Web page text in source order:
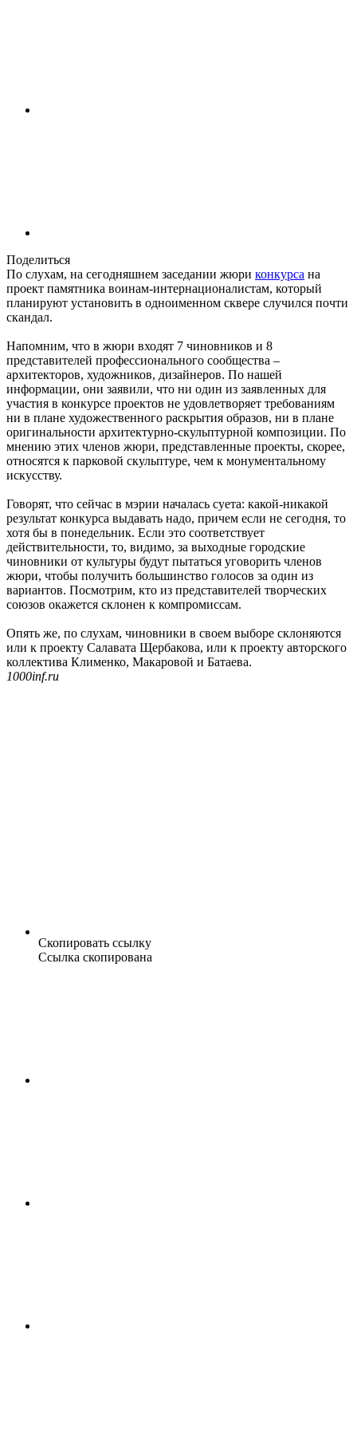
Поделиться
По слухам, на сегодняшнем заседании жюри конкурса на
проект памятника воинам-интернационалистам, который
планируют установить в одноименном сквере случился почти
скандал.
Напомним, что в жюри входят 7 чиновников и 8
представителей профессионального сообщества –
архитекторов, художников, дизайнеров. По нашей
информации, они заявили, что ни один из заявленных для
участия в конкурсе проектов не удовлетворяет требованиям
ни в плане художественного раскрытия образов, ни в плане
оригинальности архитектурно-скульптурной композиции. По
мнению этих членов жюри, представленные проекты, скорее,
относятся к парковой скульптуре, чем к монументальному
искусству.
Говорят, что сейчас в мэрии началась суета: какой-никакой
результат конкурса выдавать надо, причем если не сегодня, то
хотя бы в понедельник. Если это соответствует
действительности, то, видимо, за выходные городские
чиновники от культуры будут пытаться уговорить членов
жюри, чтобы получить большинство голосов за один из
вариантов. Посмотрим, кто из представителей творческих
союзов окажется склонен к компромиссам.
Опять же, по слухам, чиновники в своем выборе склоняются
или к проекту Салавата Щербакова, или к проекту авторского
коллектива Клименко, Макаровой и Батаева.
1000inf.ru
Скопировать ссылку
Ссылка скопирована